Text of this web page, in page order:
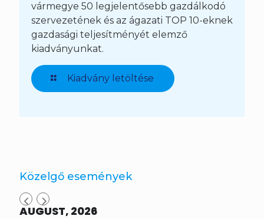
vármegye 50 legjelentősebb gazdálkodó
szervezetének és az ágazati TOP 10-eknek
gazdasági teljesítményét elemző
kiadványunkat.
Kiadvány letöltése
Közelgő események
AUGUST, 2026